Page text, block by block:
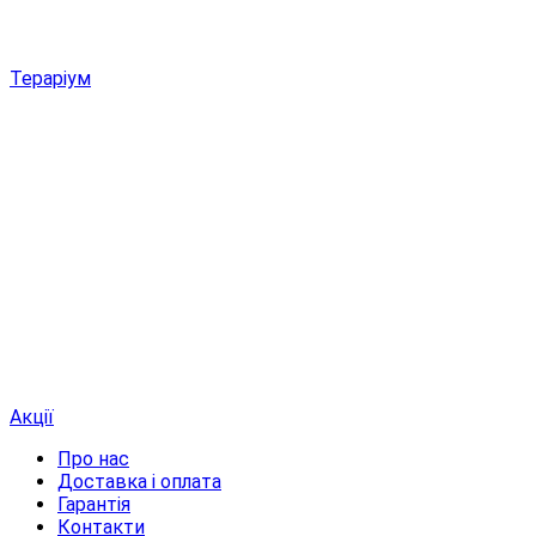
Тераріум
Акції
Про нас
Доставка і оплата
Гарантія
Контакти